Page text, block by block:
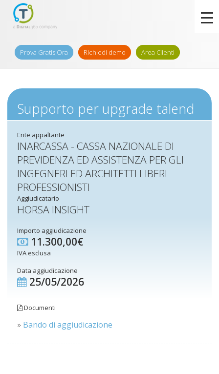
Prova Gratis Ora Richiedi demo Area Clienti
Supporto per upgrade talend
Ente appaltante
INARCASSA - CASSA NAZIONALE DI
PREVIDENZA ED ASSISTENZA PER GLI
INGEGNERI ED ARCHITETTI LIBERI
PROFESSIONISTI
Aggiudicatario
HORSA INSIGHT
Importo aggiudicazione
11.300,00€
IVA esclusa
Data aggiudicazione
25/05/2026
Documenti
» Bando di aggiudicazione